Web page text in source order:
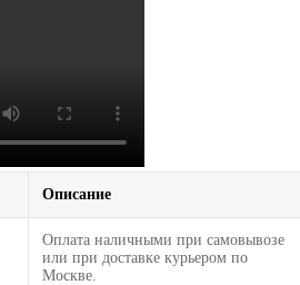
Описание
Оплата наличными при самовывозе
или при доставке курьером по
Москве.